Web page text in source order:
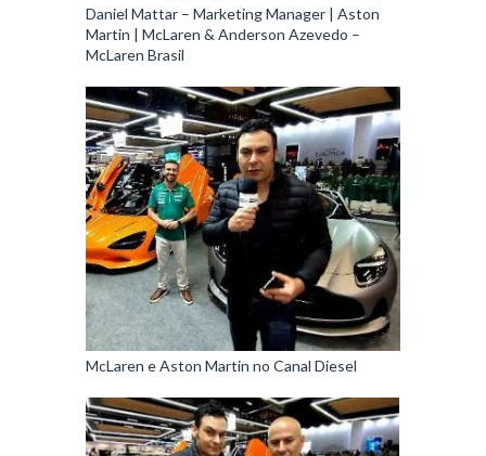
Daniel Mattar – Marketing Manager | Aston
Martin | McLaren & Anderson Azevedo –
McLaren Brasil
McLaren e Aston Martin no Canal Diesel